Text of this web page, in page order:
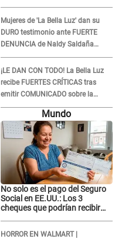
cuatro meses
Mujeres de 'La Bella Luz' dan su
DURO testimonio ante FUERTE
DENUNCIA de Naldy Saldaña
contra director: "Cualquier
acusación de apañamiento..."
¡LE DAN CON TODO! La Bella Luz
recibe FUERTES CRÍTICAS tras
emitir COMUNICADO sobre la
denuncia de Naldy Saldaña y
SEPARAR a su director musical
Mundo
No solo es el pago del Seguro
Social en EE.UU.: Los 3
cheques que podrían recibir
HORROR EN WALMART |